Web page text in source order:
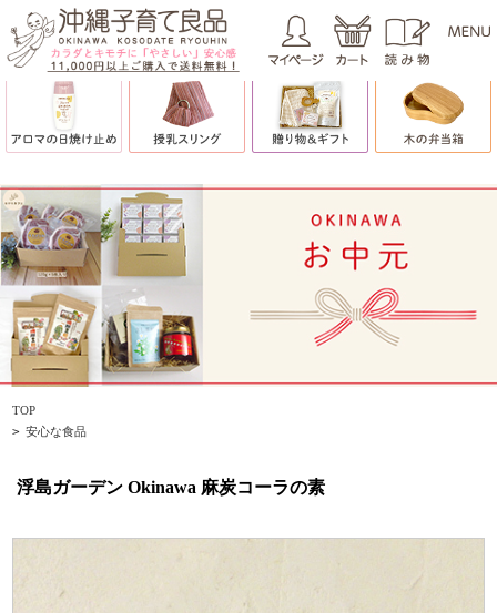
TOP
> 安心な食品
浮島ガーデン Okinawa 麻炭コーラの素